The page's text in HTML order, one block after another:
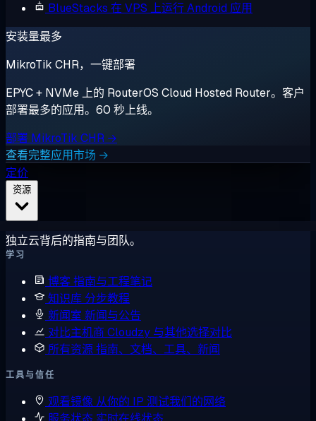
BlueStacks 在 VPS 上运行 Android 应用
安装量最多
MikroTik CHR，一键部署
EPYC + NVMe 上的 RouterOS Cloud Hosted Router。客户
部署最多的应用。60 秒上线。
部署 MikroTik CHR →
查看完整应用市场 →
定价
独立云背后的指南与团队。
学习
博客指南与工程笔记
知识库 分步教程
新闻室 新闻与公告
对比主机商 Cloudzy 与其他选择对比
所有资源指南、文档、工具、新闻
工具与信任
观看镜像 从你的 IP 测试我们的网络